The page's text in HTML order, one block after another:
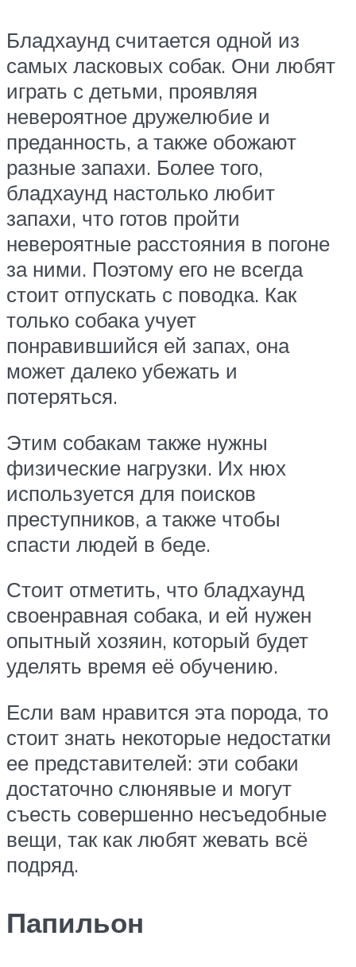
Бладхаунд считается одной из
самых ласковых собак. Они любят
играть с детьми, проявляя
невероятное дружелюбие и
преданность, а также обожают
разные запахи. Более того,
бладхаунд настолько любит
запахи, что готов пройти
невероятные расстояния в погоне
за ними. Поэтому его не всегда
стоит отпускать с поводка. Как
только собака учует
понравившийся ей запах, она
может далеко убежать и
потеряться.
Этим собакам также нужны
физические нагрузки. Их нюх
используется для поисков
преступников, а также чтобы
спасти людей в беде.
Стоит отметить, что бладхаунд
своенравная собака, и ей нужен
опытный хозяин, который будет
уделять время её обучению.
Если вам нравится эта порода, то
стоит знать некоторые недостатки
ее представителей: эти собаки
достаточно слюнявые и могут
съесть совершенно несъедобные
вещи, так как любят жевать всё
подряд.
Папильон